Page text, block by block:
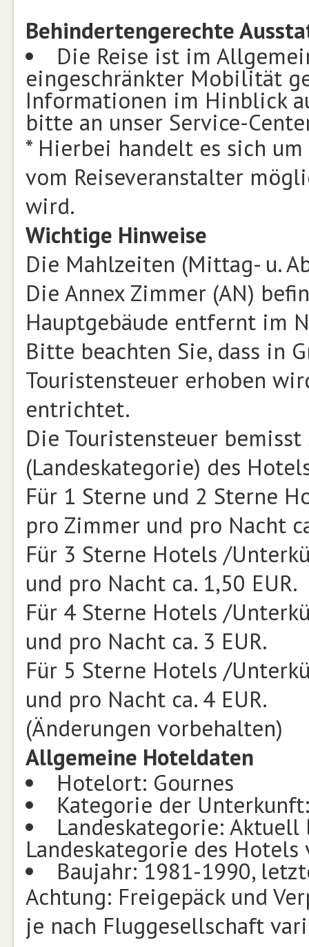
Behindertengerechte
Die Reise ist im
eingeschränkter Mobilität
Informationen im Hinblick
bitte an unser Service-
* Hierbei handelt es sich
vom Reiseveranstalter
wird.
Wichtige Hinweise
Die Mahlzeiten (Mittag- u.
Die Annex Zimmer (AN)
Hauptgebäude entfernt im
Bitte beachten Sie, dass in
Touristensteuer erhoben
entrichtet.
Die Touristensteuer
(Landeskategorie) des
Für 1 Sterne und 2 Sterne
pro Zimmer und pro Nacht
Für 3 Sterne Hotels /
und pro Nacht ca. 1,50 EUR.
Für 4 Sterne Hotels /
und pro Nacht ca. 3 EUR.
Für 5 Sterne Hotels /
und pro Nacht ca. 4 EUR.
(Änderungen vorbehalten)
Allgemeine Hoteldaten
Hotelort: Gournes
Kategorie der
Landeskategorie:
Landeskategorie des Hotels
Baujahr: 1981-1990,
Achtung: Freigepäck und
je nach Fluggesellschaft